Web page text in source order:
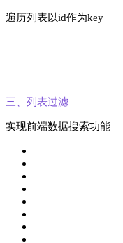
遍历列表以id作为key
三、列表过滤
实现前端数据搜索功能